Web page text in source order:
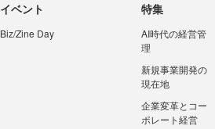
イベント
Biz/Zine Day
特集
AI時代の経営管
理
新規事業開発の
現在地
企業変革とコー
ポレート経営